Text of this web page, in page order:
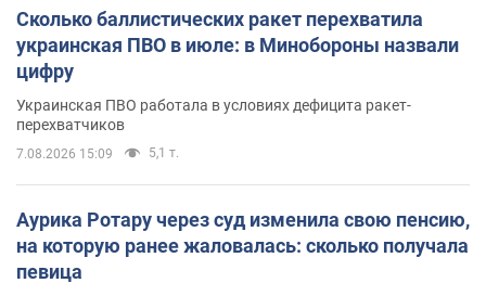
Сколько баллистических ракет перехватила
украинская ПВО в июле: в Минобороны назвали
цифру
Украинская ПВО работала в условиях дефицита ракет-
перехватчиков
7.08.2026 15:09 5,1 т.
Аурика Ротару через суд изменила свою пенсию,
на которую ранее жаловалась: сколько получала
певица